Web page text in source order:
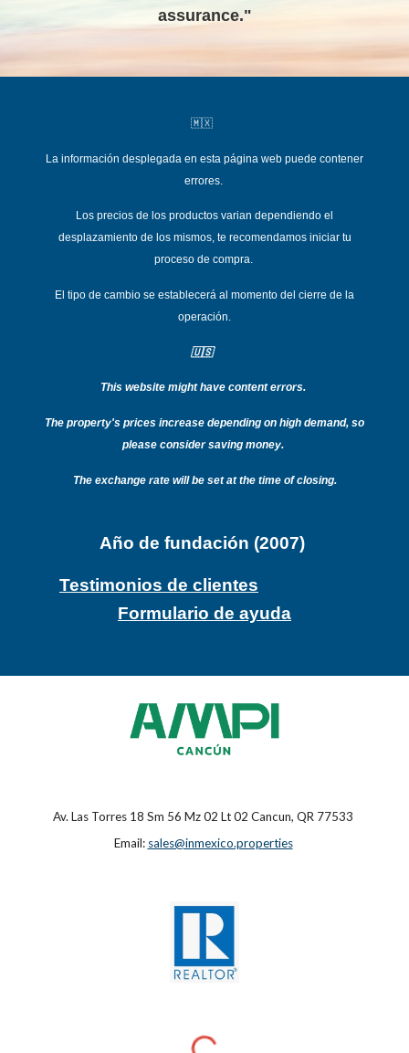
assurance."
🇲🇽
La información desplegada en esta página web puede contener
errores.
Los precios de los productos varian dependiendo el
desplazamiento de los mismos, te recomendamos iniciar tu
proceso de compra.
El tipo de cambio se establecerá al momento del cierre de la
operación.
🇺🇸
This website might have content errors.
The property's prices increase depending on high demand, so
please consider saving money.
The exchange rate will be set at the time of closing.
Año de fundación (2007)
Testimonios de clientes
Formulario de ayuda
Av. Las Torres 18 Sm 56 Mz 02 Lt 02 Cancun, QR 77533
Email: sales@inmexico.properties